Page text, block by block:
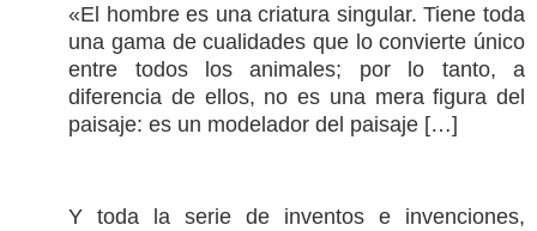
«El hombre es una criatura singular. Tiene toda
una gama de cualidades que lo convierte único
entre todos los animales; por lo tanto, a
diferencia de ellos, no es una mera figura del
paisaje: es un modelador del paisaje […]
Y toda la serie de inventos e invenciones,